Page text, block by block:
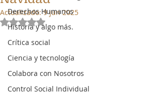
Derechos Humanos
Historia y algo más.
Crítica social
Ciencia y tecnología
Colabora con Nosotros
Control Social Individual
Actualizado:9 jun 2025
Obtuvo NaN de 5 estrellas.